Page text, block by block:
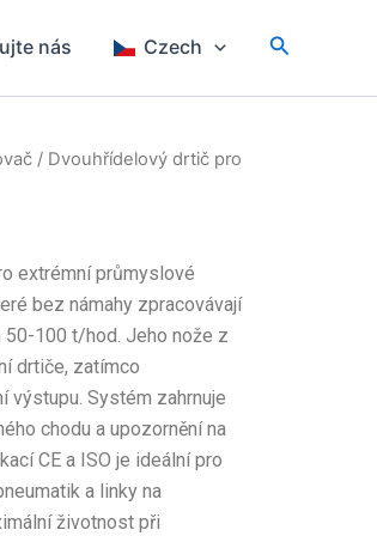
nás Czech Hledat
/ Dvouhřídelový drtič pro
extrémní průmyslové
bez námahy zpracovávají
50-100 t/hod. Jeho nože z
drtiče, zatímco
Systém zahrnuje
chodu a upozornění na
CE a ISO je ideální pro
a linky na
životnost při